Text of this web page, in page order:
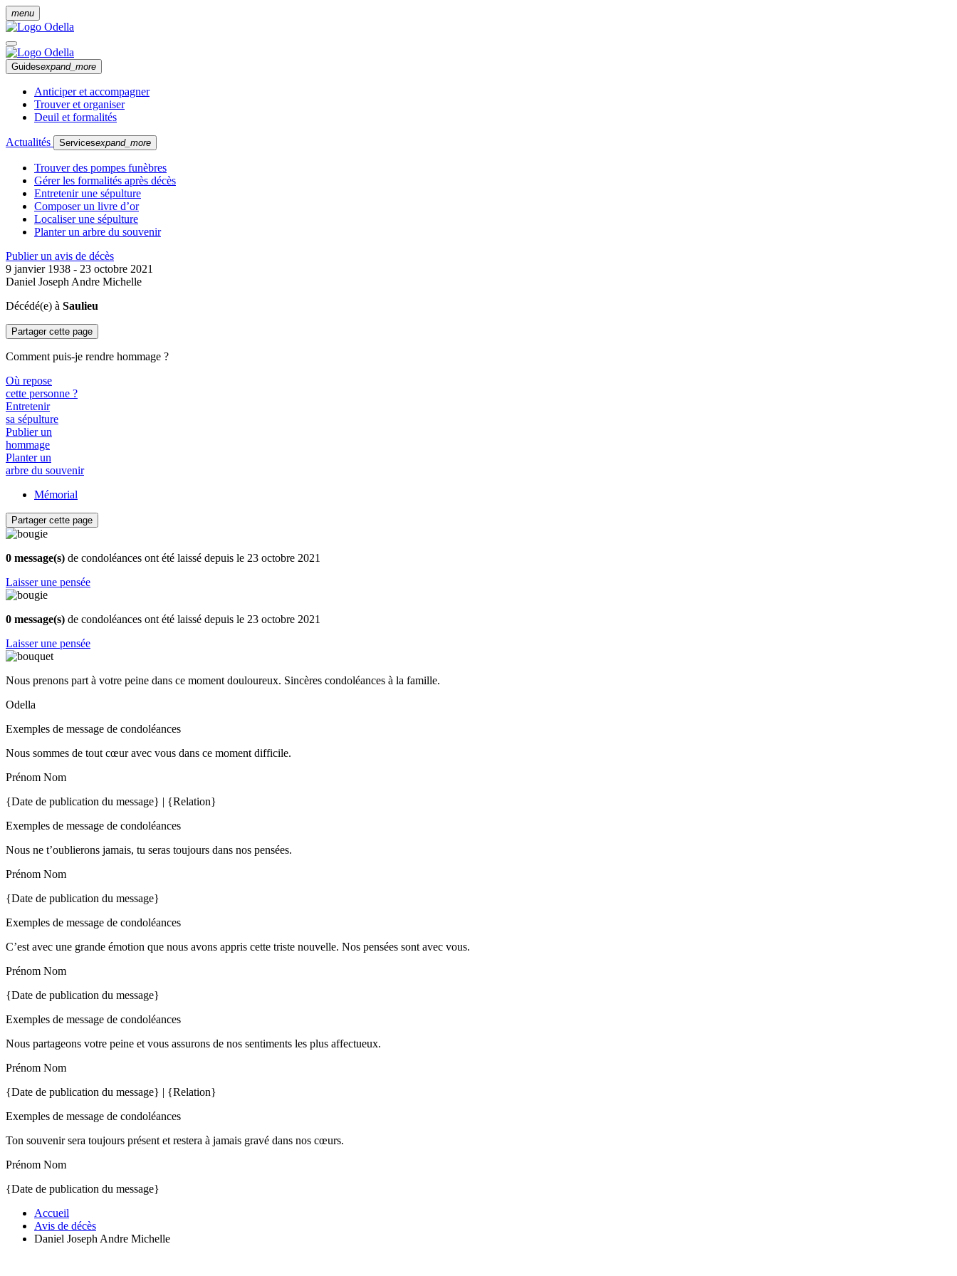
menu
Guidesexpand_more
Anticiper et accompagner
Trouver et organiser
Deuil et formalités
Actualités Servicesexpand_more
Trouver des pompes funèbres
Gérer les formalités après décès
Entretenir une sépulture
Composer un livre d’or
Localiser une sépulture
Planter un arbre du souvenir
Publier un avis de décès
9 janvier 1938 - 23 octobre 2021
Daniel Joseph Andre Michelle
Décédé(e) à Saulieu
Partager cette page
Comment puis-je rendre hommage ?
Où repose
cette personne ?
Entretenir
sa sépulture
Publier un
hommage
Planter un
arbre du souvenir
Mémorial
Partager cette page
0 message(s) de condoléances ont été laissé depuis le 23 octobre 2021
Laisser une pensée
0 message(s) de condoléances ont été laissé depuis le 23 octobre 2021
Laisser une pensée
Nous prenons part à votre peine dans ce moment douloureux. Sincères condoléances à la famille.
Odella
Exemples de message de condoléances
Nous sommes de tout cœur avec vous dans ce moment difficile.
Prénom Nom
{Date de publication du message} | {Relation}
Exemples de message de condoléances
Nous ne t’oublierons jamais, tu seras toujours dans nos pensées.
Prénom Nom
{Date de publication du message}
Exemples de message de condoléances
C’est avec une grande émotion que nous avons appris cette triste nouvelle. Nos pensées sont avec vous.
Prénom Nom
{Date de publication du message}
Exemples de message de condoléances
Nous partageons votre peine et vous assurons de nos sentiments les plus affectueux.
Prénom Nom
{Date de publication du message} | {Relation}
Exemples de message de condoléances
Ton souvenir sera toujours présent et restera à jamais gravé dans nos cœurs.
Prénom Nom
{Date de publication du message}
Accueil
Avis de décès
Daniel Joseph Andre Michelle